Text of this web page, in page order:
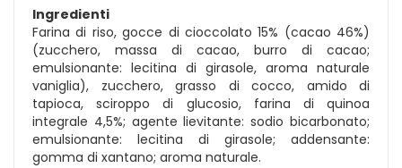
Ingredienti
Farina di riso, gocce di cioccolato 15% (cacao 46%)
(zucchero, massa di cacao, burro di cacao;
emulsionante: lecitina di girasole, aroma naturale
vaniglia), zucchero, grasso di cocco, amido di
tapioca, sciroppo di glucosio, farina di quinoa
integrale 4,5%; agente lievitante: sodio bicarbonato;
emulsionante: lecitina di girasole; addensante:
gomma di xantano; aroma naturale.